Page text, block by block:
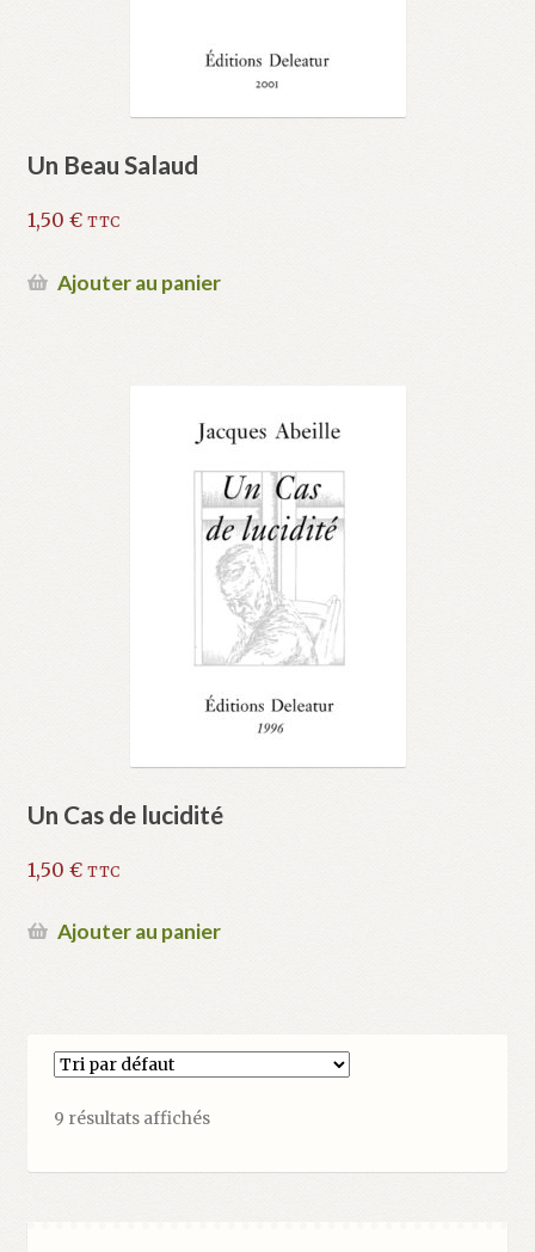
Un Beau Salaud
1,50 € TTC
Ajouter au panier
Un Cas de lucidité
1,50 € TTC
Ajouter au panier
9 résultats affichés